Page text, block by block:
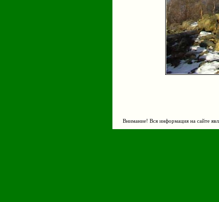
Внимание! Вся информация на сайте